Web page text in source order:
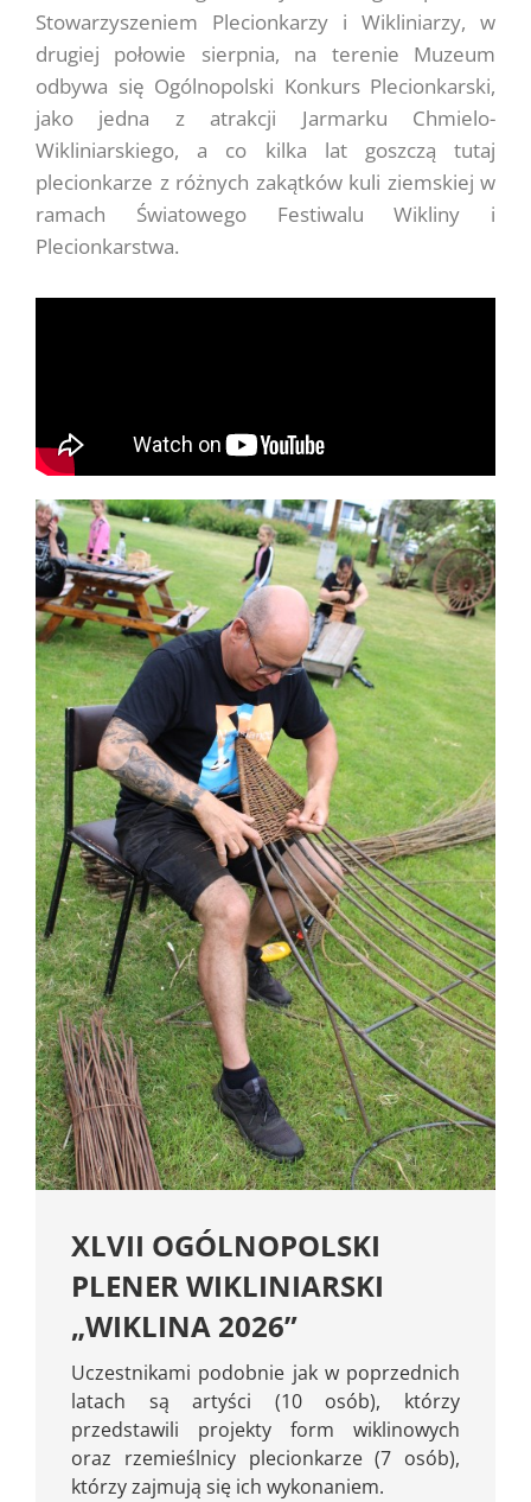
Stowarzyszeniem Plecionkarzy i Wikliniarzy, w
drugiej połowie sierpnia, na terenie Muzeum
odbywa się Ogólnopolski Konkurs Plecionkarski,
jako jedna z atrakcji Jarmarku Chmielo-
Wikliniarskiego, a co kilka lat goszczą tutaj
plecionkarze z różnych zakątków kuli ziemskiej w
ramach Światowego Festiwalu Wikliny i
Plecionkarstwa.
XLVII OGÓLNOPOLSKI
PLENER WIKLINIARSKI
„WIKLINA 2026”
Uczestnikami podobnie jak w poprzednich
latach są artyści (10 osób), którzy
przedstawili projekty form wiklinowych
oraz rzemieślnicy plecionkarze (7 osób),
którzy zajmują się ich wykonaniem.